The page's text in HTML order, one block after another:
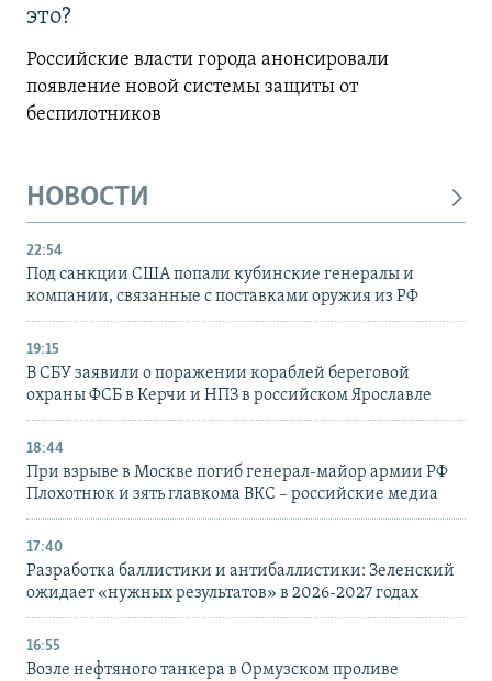
это?
Российские власти города анонсировали
появление новой системы защиты от
беспилотников
НОВОСТИ
22:54
Под санкции США попали кубинские генералы и
компании, связанные с поставками оружия из РФ
19:15
В СБУ заявили о поражении кораблей береговой
охраны ФСБ в Керчи и НПЗ в российском Ярославле
18:44
При взрыве в Москве погиб генерал-майор армии РФ
Плохотнюк и зять главкома ВКС – российские медиа
17:40
Разработка баллистики и антибаллистики: Зеленский
ожидает «нужных результатов» в 2026-2027 годах
16:55
Возле нефтяного танкера в Ормузском проливе